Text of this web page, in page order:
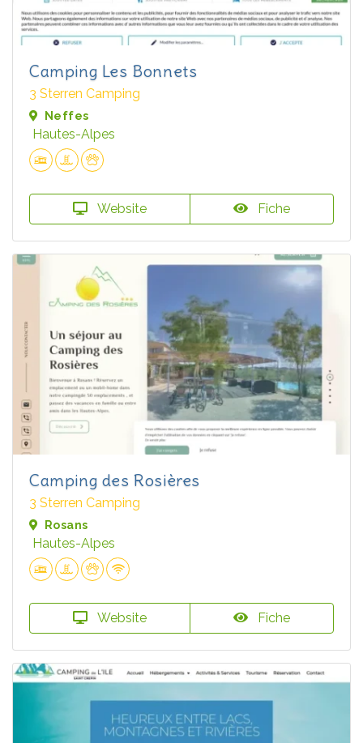
Camping Les Bonnets
3 Sterren Camping
Neffes
Hautes-Alpes
Website Fiche
Camping des Rosières
3 Sterren Camping
Rosans
Hautes-Alpes
Website Fiche